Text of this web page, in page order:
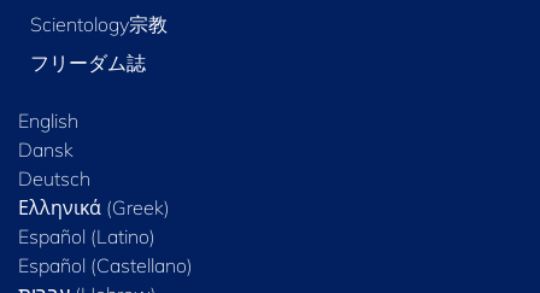
Scientology宗教
フリーダム誌
English
Dansk
Deutsch
Ελληνικά (Greek)
Español (Latino)
Español (Castellano)